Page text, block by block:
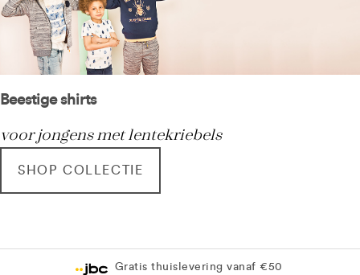
Beestige shirts
voor jongens met lentekriebels
SHOP COLLECTIE
Gratis thuislevering vanaf €50